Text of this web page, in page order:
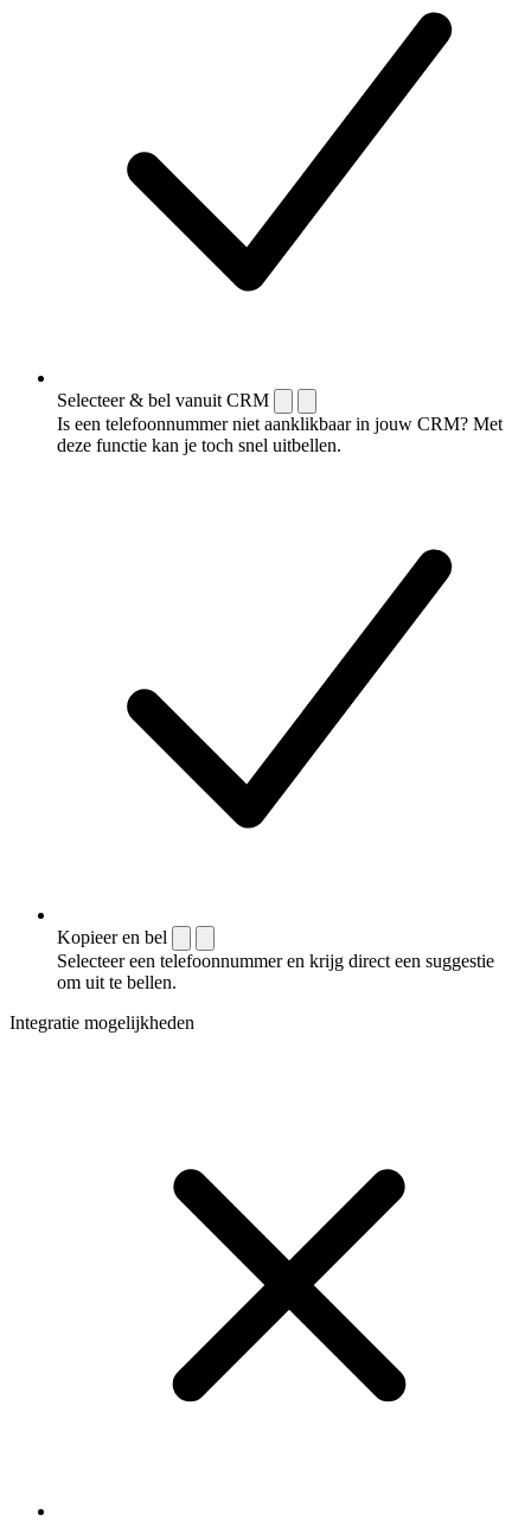
Selecteer & bel vanuit CRM
Is een telefoonnummer niet aanklikbaar in jouw CRM? Met
deze functie kan je toch snel uitbellen.
Kopieer en bel
Selecteer een telefoonnummer en krijg direct een suggestie
om uit te bellen.
Integratie mogelijkheden